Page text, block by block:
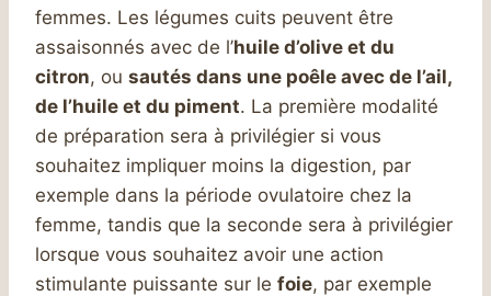
femmes. Les légumes cuits peuvent être
assaisonnés avec de l’huile d’olive et du
citron, ou sautés dans une poêle avec de l’ail,
de l’huile et du piment. La première modalité
de préparation sera à privilégier si vous
souhaitez impliquer moins la digestion, par
exemple dans la période ovulatoire chez la
femme, tandis que la seconde sera à privilégier
lorsque vous souhaitez avoir une action
stimulante puissante sur le foie, par exemple